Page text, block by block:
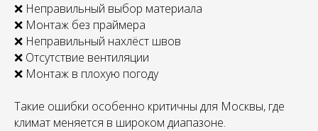
❌ Неправильный выбор материала
❌ Монтаж без праймера
❌ Неправильный нахлёст швов
❌ Отсутствие вентиляции
❌ Монтаж в плохую погоду
Такие ошибки особенно критичны для Москвы, где
климат меняется в широком диапазоне.